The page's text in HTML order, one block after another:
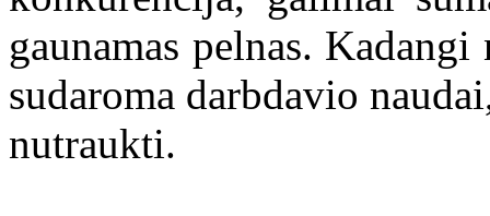
gaunamas pelnas.
sudaroma darbdavio
nutraukti.